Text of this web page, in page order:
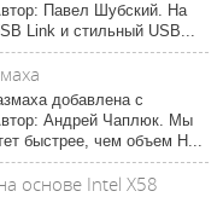
Павел Шубский. На
Link и стильный USB...
добавлена с
Андрей Чаплюк. Мы
быстрее, чем объем H...
основе Intel X58